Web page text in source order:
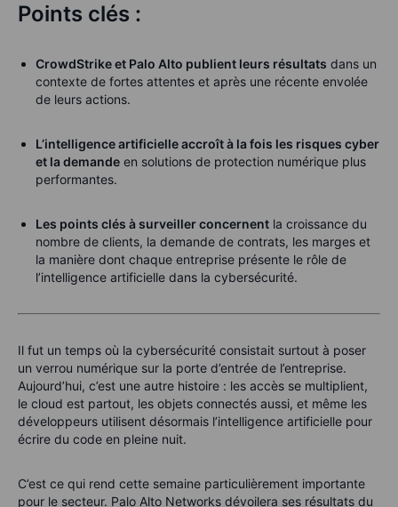
Points clés :
CrowdStrike et Palo Alto publient leurs résultats dans un
contexte de fortes attentes et après une récente envolée
de leurs actions.
L’intelligence artificielle accroît à la fois les risques cyber
et la demande en solutions de protection numérique plus
performantes.
Les points clés à surveiller concernent la croissance du
nombre de clients, la demande de contrats, les marges et
la manière dont chaque entreprise présente le rôle de
l’intelligence artificielle dans la cybersécurité.
Il fut un temps où la cybersécurité consistait surtout à poser
un verrou numérique sur la porte d’entrée de l’entreprise.
Aujourd’hui, c’est une autre histoire : les accès se multiplient,
le cloud est partout, les objets connectés aussi, et même les
développeurs utilisent désormais l’intelligence artificielle pour
écrire du code en pleine nuit.
C’est ce qui rend cette semaine particulièrement importante
pour le secteur. Palo Alto Networks dévoilera ses résultats du